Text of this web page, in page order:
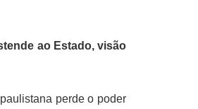
ao Estado, visão
perde o poder